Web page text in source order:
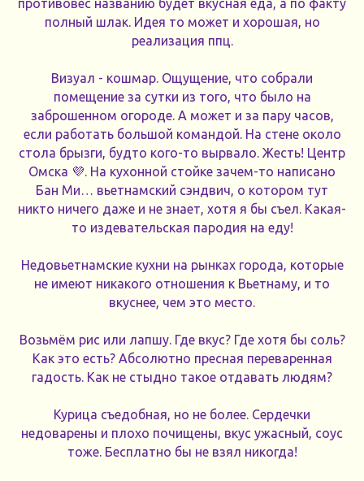
противовес названию будет вкусная еда, а по факту
полный шлак. Идея то может и хорошая, но
реализация ппц.
Визуал - кошмар. Ощущение, что собрали
помещение за сутки из того, что было на
заброшенном огороде. А может и за пару часов,
если работать большой командой. На стене около
стола брызги, будто кого-то вырвало. Жесть! Центр
Омска 💜. На кухонной стойке зачем-то написано
Бан Ми… вьетнамский сэндвич, о котором тут
никто ничего даже и не знает, хотя я бы съел. Какая-
то издевательская пародия на еду!
Недовьетнамские кухни на рынках города, которые
не имеют никакого отношения к Вьетнаму, и то
вкуснее, чем это место.
Возьмём рис или лапшу. Где вкус? Где хотя бы соль?
Как это есть? Абсолютно пресная переваренная
гадость. Как не стыдно такое отдавать людям?
Курица съедобная, но не более. Сердечки
недоварены и плохо почищены, вкус ужасный, соус
тоже. Бесплатно бы не взял никогда!